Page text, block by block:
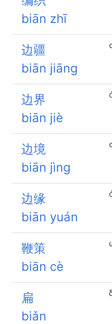
biān zhī
边疆
biān jiāng
边界
biān jiè
边境
biān jìng
边缘
biān yuán
鞭策
biān cè
扁
biǎn